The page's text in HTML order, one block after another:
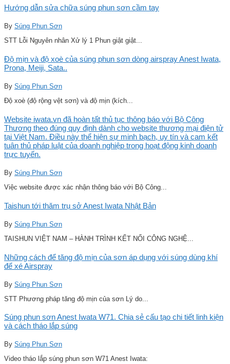
Hướng dẫn sửa chữa súng phun sơn cầm tay
By Súng Phun Sơn
STT Lỗi Nguyên nhân Xử lý 1 Phun giật giật...
Độ mịn và độ xoè của súng phun sơn dòng airspray Anest Iwata,
Prona, Meiji, Sata..
By Súng Phun Sơn
Độ xoè (độ rộng vệt sơn) và độ mịn (kích...
Website iwata.vn đã hoàn tất thủ tục thông báo với Bộ Công
Thương theo đúng quy định dành cho website thương mại điện tử
tại Việt Nam. Điều này thể hiện sự minh bạch, uy tín và cam kết
tuân thủ pháp luật của doanh nghiệp trong hoạt động kinh doanh
trực tuyến.
By Súng Phun Sơn
Việc website được xác nhận thông báo với Bộ Công...
Taishun tới thăm trụ sở Anest Iwata Nhật Bản
By Súng Phun Sơn
TAISHUN VIỆT NAM – HÀNH TRÌNH KẾT NỐI CÔNG NGHỆ...
Những cách để tăng độ mịn của sơn áp dụng với súng dùng khí
để xé Airspray
By Súng Phun Sơn
STT Phương pháp tăng độ mịn của sơn Lý do...
Súng phun sơn Anest Iwata W71. Chia sẻ cấu tạo chi tiết linh kiện
và cách tháo lắp súng
By Súng Phun Sơn
Video tháo lắp súng phun sơn W71 Anest Iwata: